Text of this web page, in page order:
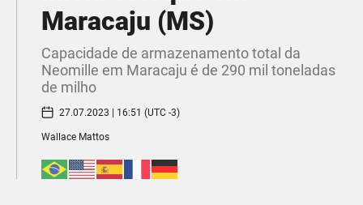
Maracaju (MS)
Capacidade de armazenamento total da
Neomille em Maracaju é de 290 mil toneladas
de milho
27.07.2023 | 16:51 (UTC -3)
Wallace Mattos